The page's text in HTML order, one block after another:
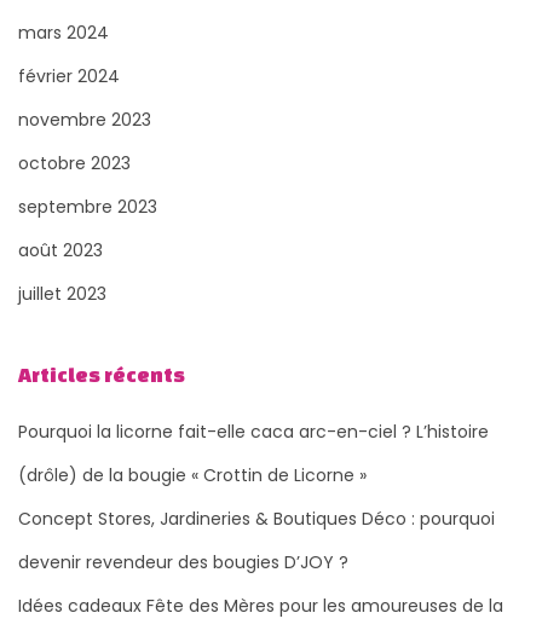
s
d
e
n
a
u
e
e
e
s
mars 2024
février 2024
novembre 2023
octobre 2023
septembre 2023
août 2023
juillet 2023
Articles récents
Pourquoi la licorne fait-elle caca arc-en-ciel ? L’histoire
(drôle) de la bougie « Crottin de Licorne »
Concept Stores, Jardineries & Boutiques Déco : pourquoi
devenir revendeur des bougies D’JOY ?
Idées cadeaux Fête des Mères pour les amoureuses de la